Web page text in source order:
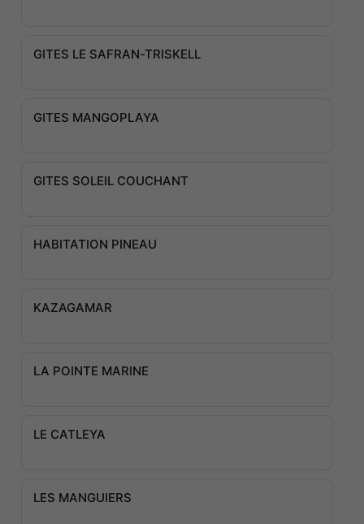
GITES LE SAFRAN-TRISKELL
GITES MANGOPLAYA
GITES SOLEIL COUCHANT
HABITATION PINEAU
KAZAGAMAR
LA POINTE MARINE
LE CATLEYA
LES MANGUIERS